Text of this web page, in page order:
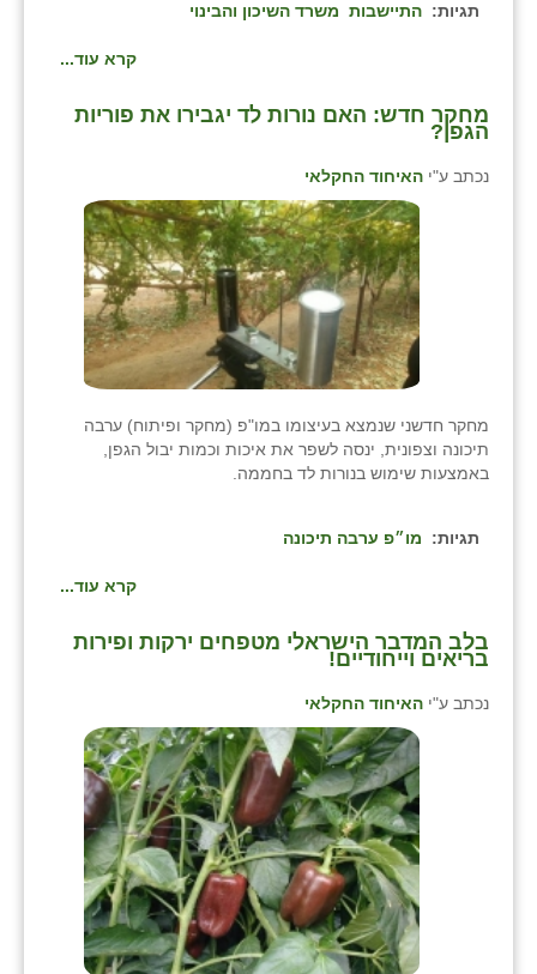
תגיות: התיישבות משרד השיכון והבינוי
קרא עוד...
מחקר חדש: האם נורות לד יגבירו את פוריות
הגפן?
נכתב ע"י האיחוד החקלאי
מחקר חדשני שנמצא בעיצומו במו"פ (מחקר ופיתוח) ערבה
תיכונה וצפונית, ינסה לשפר את איכות וכמות יבול הגפן,
באמצעות שימוש בנורות לד בחממה.
תגיות: מו״פ ערבה תיכונה
קרא עוד...
בלב המדבר הישראלי מטפחים ירקות ופירות
בריאים וייחודיים!
נכתב ע"י האיחוד החקלאי